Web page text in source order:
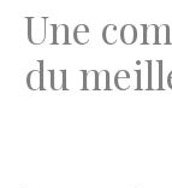
Une
du